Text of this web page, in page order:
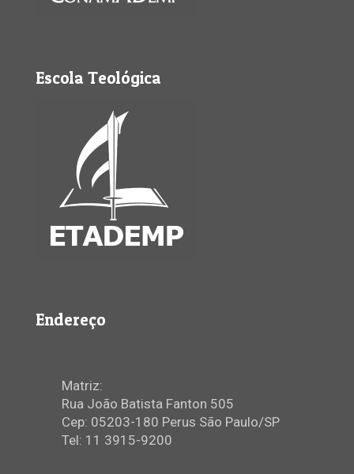
Escola Teológica
Endereço
Matriz:
Rua João Batista Fanton 505
Cep: 05203-180 Perus São Paulo/SP
Tel: 11 3915-9200